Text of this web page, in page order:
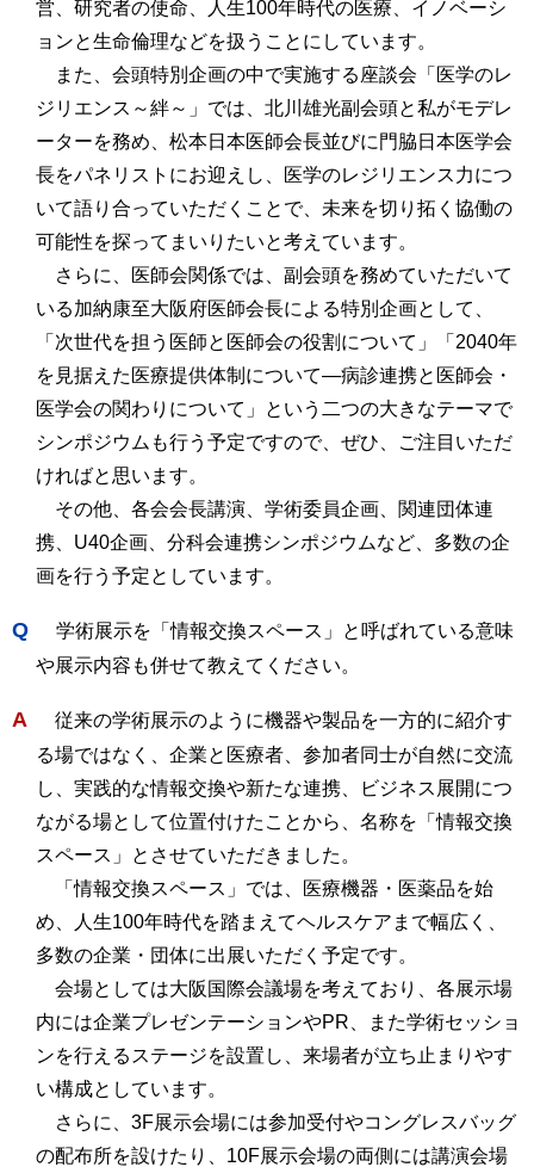
営、研究者の使命、人生100年時代の医療、イノベーシ
ョンと生命倫理などを扱うことにしています。
また、会頭特別企画の中で実施する座談会「医学のレ
ジリエンス～絆～」では、北川雄光副会頭と私がモデレ
ーターを務め、松本日本医師会長並びに門脇日本医学会
長をパネリストにお迎えし、医学のレジリエンス力につ
いて語り合っていただくことで、未来を切り拓く協働の
可能性を探ってまいりたいと考えています。
さらに、医師会関係では、副会頭を務めていただいて
いる加納康至大阪府医師会長による特別企画として、
「次世代を担う医師と医師会の役割について」「2040年
を見据えた医療提供体制について―病診連携と医師会・
医学会の関わりについて」という二つの大きなテーマで
シンポジウムも行う予定ですので、ぜひ、ご注目いただ
ければと思います。
その他、各会会長講演、学術委員企画、関連団体連
携、U40企画、分科会連携シンポジウムなど、多数の企
画を行う予定としています。
Q
学術展示を「情報交換スペース」と呼ばれている意味
や展示内容も併せて教えてください。
A
従来の学術展示のように機器や製品を一方的に紹介す
る場ではなく、企業と医療者、参加者同士が自然に交流
し、実践的な情報交換や新たな連携、ビジネス展開につ
ながる場として位置付けたことから、名称を「情報交換
スペース」とさせていただきました。
「情報交換スペース」では、医療機器・医薬品を始
め、人生100年時代を踏まえてヘルスケアまで幅広く、
多数の企業・団体に出展いただく予定です。
会場としては大阪国際会議場を考えており、各展示場
内には企業プレゼンテーションやPR、また学術セッショ
ンを行えるステージを設置し、来場者が立ち止まりやす
い構成としています。
さらに、3F展示会場には参加受付やコングレスバッグ
の配布所を設けたり、10F展示会場の両側には講演会場